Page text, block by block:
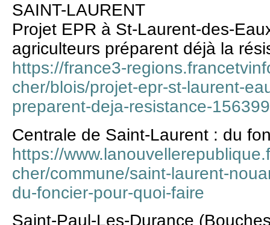
SAINT-LAURENT
Projet EPR à St-Laurent-des-
agriculteurs préparent déjà la
https://france3-
cher/blois/projet-epr-st-laurent-
preparent-deja-resistance-
Centrale de Saint-Laurent : du
https://
cher/commune/saint-laurent-
du-foncier-pour-quoi-faire
Saint-Paul-Les-Durance